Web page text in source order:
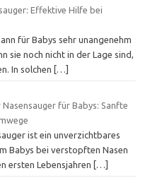
Effektive Hilfe bei
für Babys sehr unangenehm
sie noch nicht in der Lage sind,
In solchen
[…]
Nasensauger für Babys: Sanfte
ist ein unverzichtbares
Babys bei verstopften Nasen
ersten Lebensjahren
[…]